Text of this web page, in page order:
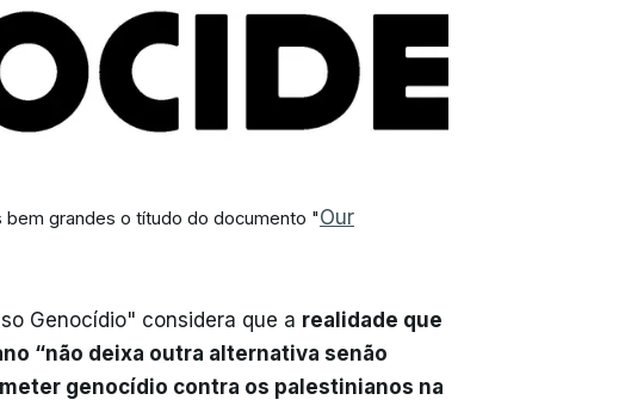
bem grandes o títudo do documento "Our
Genocídio" considera que a realidade que
“não deixa outra alternativa senão
genocídio contra os palestinianos na